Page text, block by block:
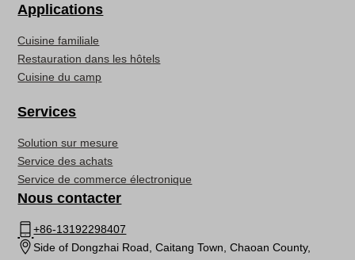
Applications
Cuisine familiale
Restauration dans les hôtels
Cuisine du camp
Services
Solution sur mesure
Service des achats
Service de commerce électronique
Nous contacter
+86-13192298407
Side of Dongzhai Road, Caitang Town, Chaoan County,